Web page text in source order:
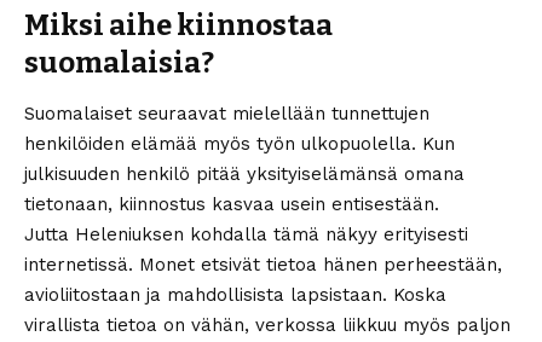
Miksi aihe kiinnostaa
suomalaisia?
Suomalaiset seuraavat mielellään tunnettujen
henkilöiden elämää myös työn ulkopuolella. Kun
julkisuuden henkilö pitää yksityiselämänsä omana
tietonaan, kiinnostus kasvaa usein entisestään.
Jutta Heleniuksen kohdalla tämä näkyy erityisesti
internetissä. Monet etsivät tietoa hänen perheestään,
avioliitostaan ja mahdollisista lapsistaan. Koska
virallista tietoa on vähän, verkossa liikkuu myös paljon